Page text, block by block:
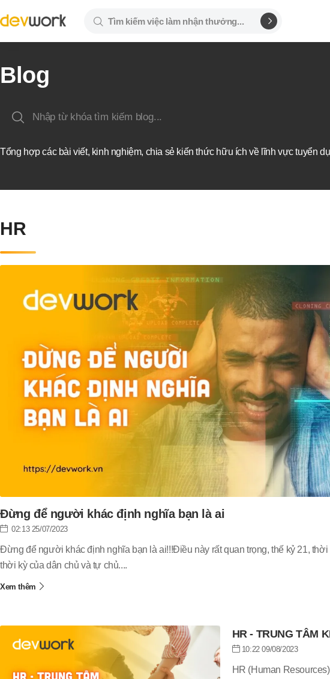
Blog
Tổng hợp các bài viết, kinh nghiệm, chia sẻ kiến thức hữu ích về lĩnh vực tuyển
HR
Đừng để người khác định nghĩa bạn là ai
02:13 25/07/2023
Đừng để người khác định nghĩa bạn là ai!!!Điều này rất quan trọng, thế kỷ 21, thời
thời kỳ của dân chủ và tự chủ....
Xem thêm
HR - TRUNG TÂM
10:22 09/08/2023
HR (Human